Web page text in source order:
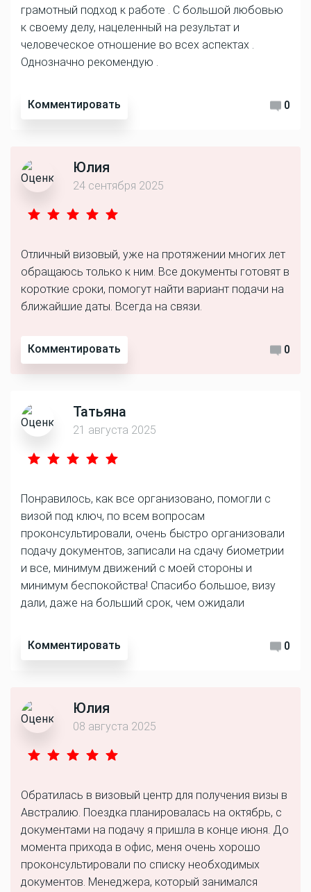
грамотный подход к работе . С большой любовью
к своему делу, нацеленный на результат и
человеческое отношение во всех аспектах .
Однозначно рекомендую .
Комментировать 0
Юлия
24 сентября 2025
Отличный визовый, уже на протяжении многих лет
обращаюсь только к ним. Все документы готовят в
короткие сроки, помогут найти вариант подачи на
ближайшие даты. Всегда на связи.
Комментировать 0
Татьяна
21 августа 2025
Понравилось, как все организовано, помогли с
визой под ключ, по всем вопросам
проконсультировали, очень быстро организовали
подачу документов, записали на сдачу биометрии
и все, минимум движений с моей стороны и
минимум беспокойства! Спасибо большое, визу
дали, даже на больший срок, чем ожидали
Комментировать 0
Юлия
08 августа 2025
Обратилась в визовый центр для получения визы в
Австралию. Поездка планировалась на октябрь, с
документами на подачу я пришла в конце июня. До
момента прихода в офис, меня очень хорошо
проконсультировали по списку необходимых
документов. Менеджера, который занимался